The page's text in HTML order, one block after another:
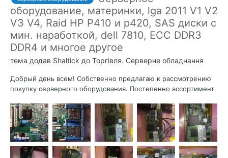
оборудование, материнки, lga 2011 V1 V2
V3 V4, Raid HP P410 и p420, SAS диски с
мин. наработкой, dell 7810, ECC DDR3
DDR4 и многое другое
тема додав Shaltick до Торгівля. Серверне обладнання
Добрый день всем! Собственно предлагаю к рассмотрению
покупку серверного оборудования. Постепенно ассортимент
Лот 1: Raid контроллер sas HP Smart Array P410 1gb ( 1024мб
)+ Battery 571436 стоимость 700 грн Лот2: Raid контроллер
sas...